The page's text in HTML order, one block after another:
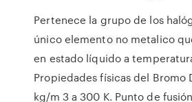
Pertenece la grupo de los
único elemento no metalico
en estado líquido a
Propiedades físicas del Bromo
kg/m 3 a 300 K. Punto de